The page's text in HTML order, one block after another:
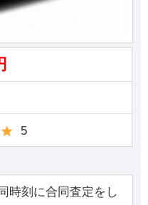
5
時刻に合同査定をし